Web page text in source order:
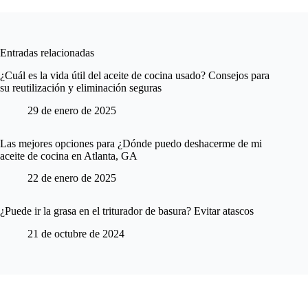
Entradas relacionadas
¿Cuál es la vida útil del aceite de cocina usado? Consejos para
su reutilización y eliminación seguras
29 de enero de 2025
Las mejores opciones para ¿Dónde puedo deshacerme de mi
aceite de cocina en Atlanta, GA
22 de enero de 2025
¿Puede ir la grasa en el triturador de basura? Evitar atascos
21 de octubre de 2024